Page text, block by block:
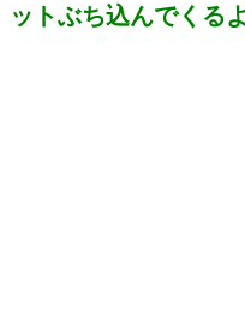
ットぶち込んでくる